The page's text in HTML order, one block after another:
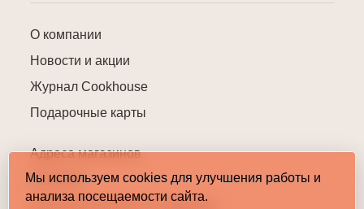
О компании
Новости и акции
Журнал Cookhouse
Подарочные карты
Адреса магазинов
Контакты
Пользовательское соглашение
Мы используем cookies для улучшения работы и
анализа посещаемости сайта.